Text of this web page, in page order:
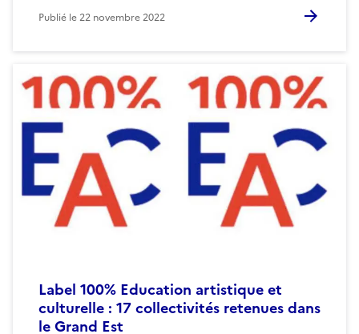
Publié le22 novembre 2022
Label 100% Education artistique et
culturelle : 17 collectivités retenues dans
le Grand Est